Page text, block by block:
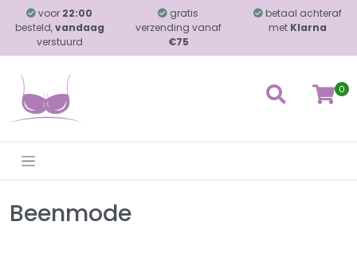
voor 22:00
besteld,vandaag
verstuurd
gratis
verzending vanaf
€75
betaal achteraf
met Klarna
0
Beenmode